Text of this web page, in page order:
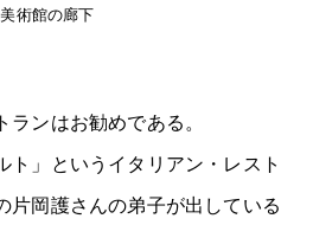
美術館の廊下
ンはお勧めである。
ト」というイタリアン・レスト
片岡護さんの弟子が出している